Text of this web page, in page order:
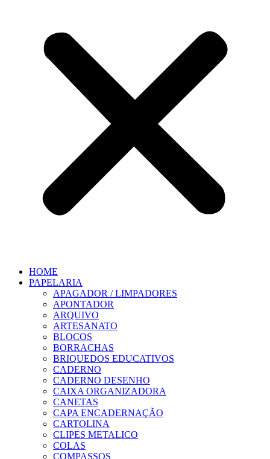
HOME
PAPELARIA
APAGADOR / LIMPADORES
APONTADOR
ARQUIVO
ARTESANATO
BLOCOS
BORRACHAS
BRIQUEDOS EDUCATIVOS
CADERNO
CADERNO DESENHO
CAIXA ORGANIZADORA
CANETAS
CAPA ENCADERNAÇÃO
CARTOLINA
CLIPES METALICO
COLAS
COMPASSOS